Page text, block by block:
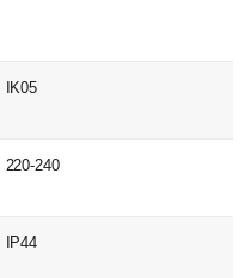
IK05
220-240
IP44